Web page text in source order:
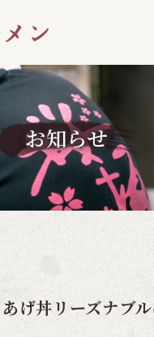
お知らせ
げ丼リーズナブ